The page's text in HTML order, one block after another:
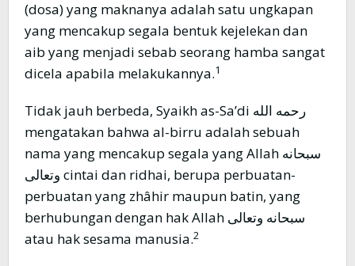
(dosa) yang maknanya adalah satu ungkapan
yang mencakup segala bentuk kejelekan dan
aib yang menjadi sebab seorang hamba sangat
dicela apabila melakukannya.1
Tidak jauh berbeda, Syaikh as-Sa’di رحمه الله
mengatakan bahwa al-birru adalah sebuah
nama yang mencakup segala yang Allah سبحانه
وتعالى cintai dan ridhai, berupa perbuatan-
perbuatan yang zhâhir maupun batin, yang
berhubungan dengan hak Allah سبحانه وتعالى
atau hak sesama manusia.2